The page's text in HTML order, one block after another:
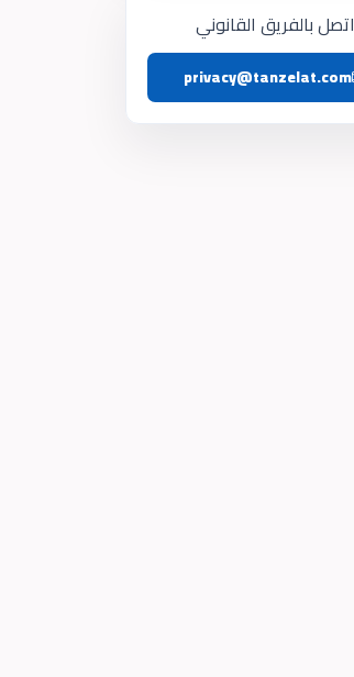
اتصل بالفريق القانوني
privacy@tanzelat.com